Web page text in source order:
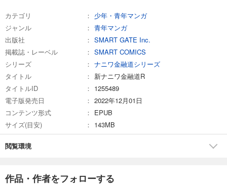
カテゴリ
少年・青年マンガ
ジャンル
青年マンガ
出版社
SMART GATE Inc.
掲載誌・レーベル
SMART COMICS
シリーズ
ナニワ金融道シリーズ
タイトル
新ナニワ金融道R
タイトルID
1255489
電子版発売日
2022年12月01日
コンテンツ形式
EPUB
サイズ(目安)
143MB
閲覧環境
作品・作者をフォローする